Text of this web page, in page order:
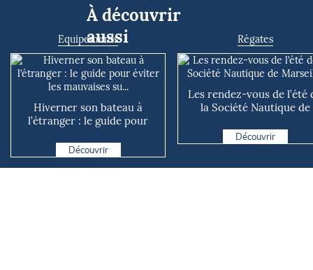
À découvrir
aussi
Equipements
Hiverner son bateau à
l’étranger : le guide pour
Découvrir
Régates
Les rendez-vous de l’été
la Société Nautique de
Découvrir